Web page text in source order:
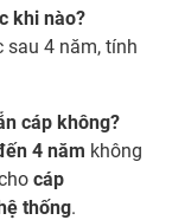
khi nào?
sau 4 năm, tính
cáp không?
4 năm không
cáp
thống.